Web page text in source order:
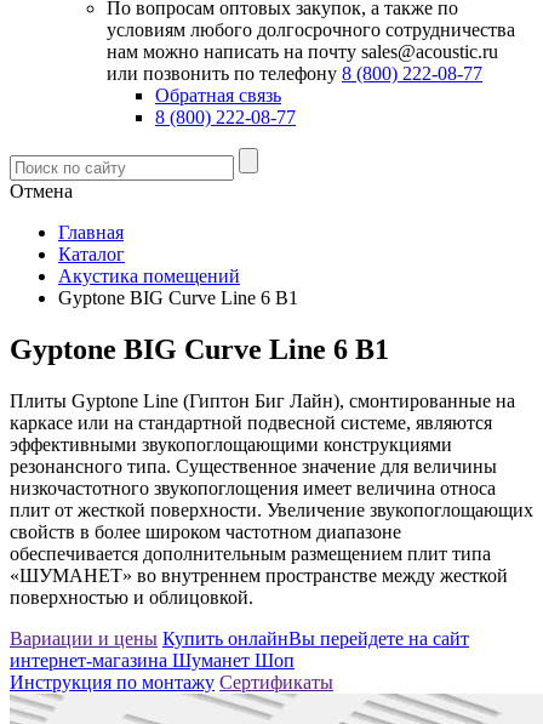
По вопросам оптовых закупок, а также по
условиям любого долгосрочного сотрудничества
нам можно написать на почту sales@acoustic.ru
или позвонить по телефону 8 (800) 222-08-77
Обратная связь
8 (800) 222-08-77
Отмена
Главная
Каталог
Акустика помещений
Gyptone BIG Curve Line 6 B1
Gyptone BIG Curve Line 6 B1
Плиты Gyptone Line (Гиптон Биг Лайн), смонтированные на
каркасе или на стандартной подвесной системе, являются
эффективными звукопоглощающими конструкциями
резонансного типа. Существенное значение для величины
низкочастотного звукопоглощения имеет величина относа
плит от жесткой поверхности. Увеличение звукопоглощающих
свойств в более широком частотном диапазоне
обеспечивается дополнительным размещением плит типа
«ШУМАНЕТ» во внутреннем пространстве между жесткой
поверхностью и облицовкой.
Вариации и цены Купить онлайнВы перейдете на сайт
интернет-магазина Шуманет Шоп
Инструкция по монтажу Сертификаты